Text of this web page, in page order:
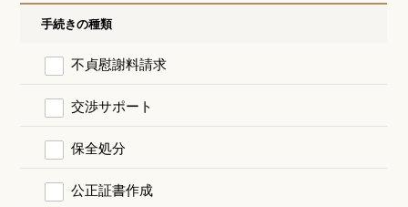
手続きの種類
不貞慰謝料請求
交渉サポート
保全処分
公正証書作成